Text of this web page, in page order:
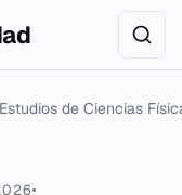
Estudios de Ciencias